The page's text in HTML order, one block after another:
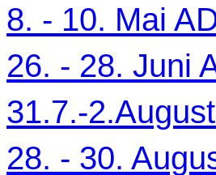
8. - 10. Mai
26. - 28. Juni
31.7.-
28. - 30.